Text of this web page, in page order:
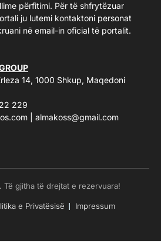
përfitimi. Për të shfrytëzuar
ju lutemi kontaktoni personat
në email-in oficial të portalit.
14, 1000 Shkup, Maqedoni
229
almakoss@gmail.com
gjitha të drejtat e rezervuara!
e Privatësisë Impressum